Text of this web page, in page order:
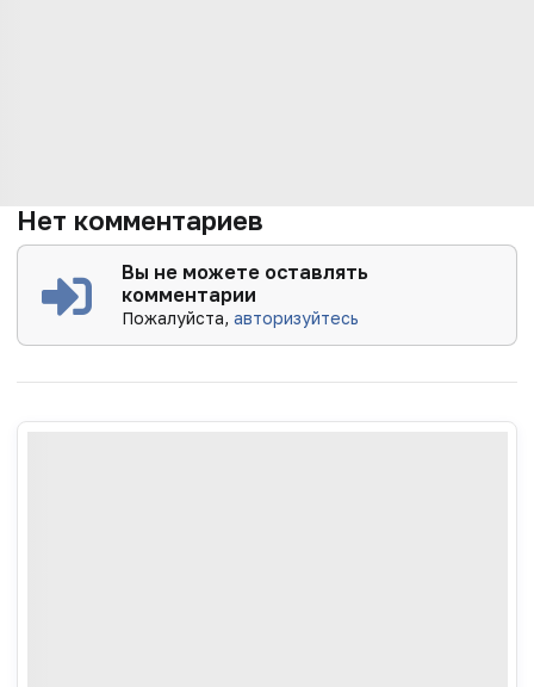
Нет комментариев
Вы не можете оставлять
комментарии
Пожалуйста,авторизуйтесь